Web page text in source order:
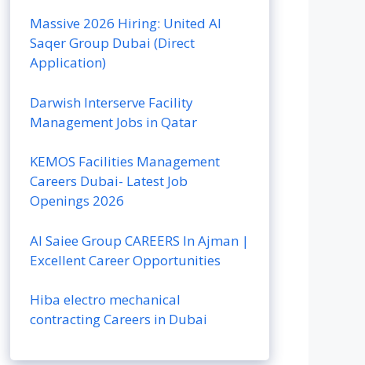
Massive 2026 Hiring: United Al
Saqer Group Dubai (Direct
Application)
Darwish Interserve Facility
Management Jobs in Qatar
KEMOS Facilities Management
Careers Dubai- Latest Job
Openings 2026
Al Saiee Group CAREERS In Ajman |
Excellent Career Opportunities
Hiba electro mechanical
contracting Careers in Dubai